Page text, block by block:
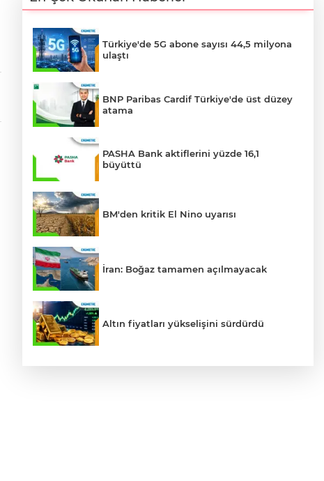
Türkiye'de 5G abone sayısı 44,5 milyona
ulaştı
BNP Paribas Cardif Türkiye'de üst düzey
atama
PASHA Bank aktiflerini yüzde 16,1
büyüttü
BM'den kritik El Nino uyarısı
İran: Boğaz tamamen açılmayacak
Altın fiyatları yükselişini sürdürdü